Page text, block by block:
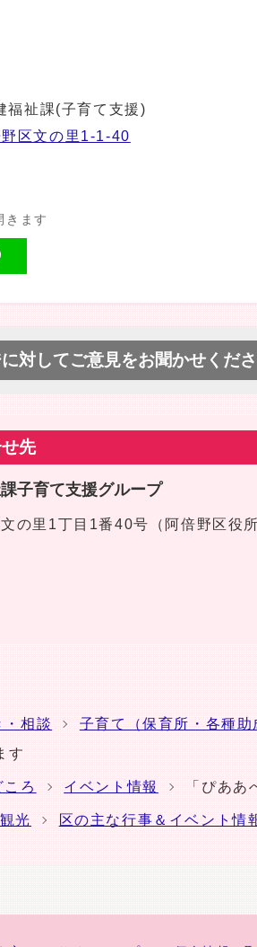
福祉課(子育て支援)
区文の里1-1-40
きます
対してご意見をお聞かせくだ
先
子育て支援グループ
里1丁目1番40号（阿倍野区役所
・相談 子育て（保育所・各種助
す
ろ イベント情報 「ぴあ
光 区の主な行事＆イベント情